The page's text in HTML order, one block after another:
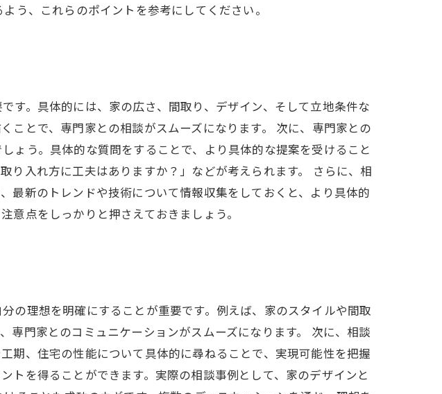
う、これらのポイントを参考にしてください。
す。具体的には、家の広さ、間取り、デザイン、そして立地条件な
ことで、専門家との相談がスムーズになります。 次に、専門家との
ょう。具体的な質問をすることで、より具体的な提案を受けること
り入れ方に工夫はありますか？」などが考えられます。 さらに、相
最新のトレンドや技術について情報収集をしておくと、より具体的
意点をしっかりと押さえておきましょう。
の理想を明確にすることが重要です。例えば、家のスタイルや間取
専門家とのコミュニケーションがスムーズになります。 次に、相談
期、住宅の性能について具体的に尋ねることで、実現可能性を把握
トを得ることができます。実際の相談事例として、家のデザインと